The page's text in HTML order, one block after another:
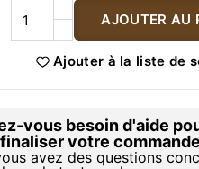
AJOUTER AU
Ajouter à la liste de
vous besoin d'aide
votre
avez des questions